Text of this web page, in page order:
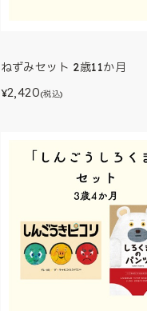
ねずみセット 2歳11か月
¥2,420(税込)